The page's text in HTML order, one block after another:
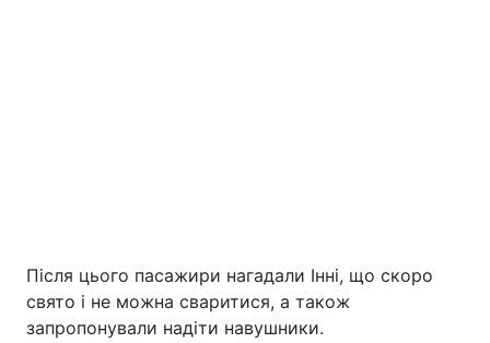
Після цього пасажири нагадали Інні, що скоро
свято і не можна сваритися, а також
запропонували надіти навушники.